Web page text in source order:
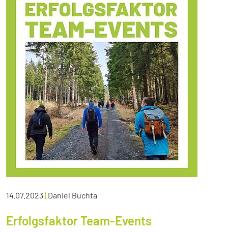
14.07.2023| Daniel Buchta
Erfolgsfaktor Team-Events